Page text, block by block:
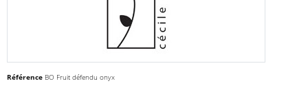
Référence BO Fruit défendu onyx